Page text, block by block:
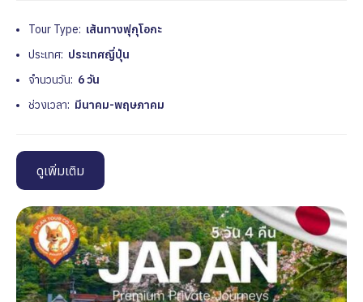
Tour Type: เส้นทางฟุกุโอกะ
ประเทศ: ประเทศญี่ปุ่น
จำนวนวัน: 6 วัน
ช่วงเวลา: มีนาคม-พฤษภาคม
ดูเพิ่มเติม